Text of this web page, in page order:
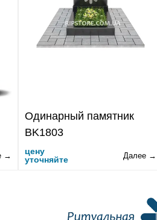
→
Одинарный памятник
BK1803
цену
уточняйте
Далее →